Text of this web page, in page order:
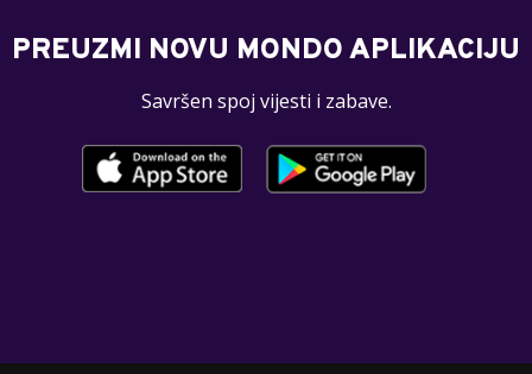
PREUZMI NOVU MONDO APLIKACIJU
Savršen spoj vijesti i zabave.